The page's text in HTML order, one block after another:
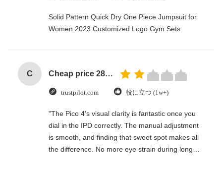
Solid Pattern Quick Dry One Piece Jumpsuit for
Women 2023 Customized Logo Gym Sets
C Cheap price 28mm Aluminium Curtain Rod 1.2mm thickness with plastic final
trustpilot.com 役に立つ (1w+)
"The Pico 4's visual clarity is fantastic once you
dial in the IPD correctly. The manual adjustment
is smooth, and finding that sweet spot makes all
the difference. No more eye strain during long